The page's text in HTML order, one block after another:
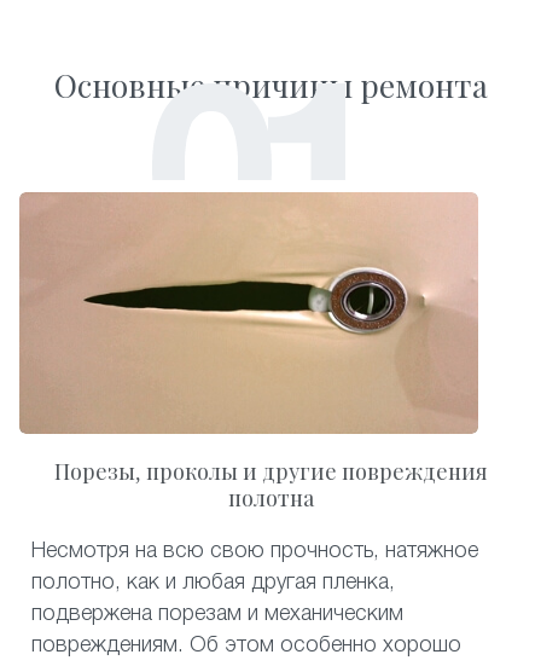
Основные причины ремонта
Порезы, проколы и другие повреждения
полотна
Несмотря на всю свою прочность, натяжное
полотно, как и любая другая пленка,
подвержена порезам и механическим
повреждениям. Об этом особенно хорошо